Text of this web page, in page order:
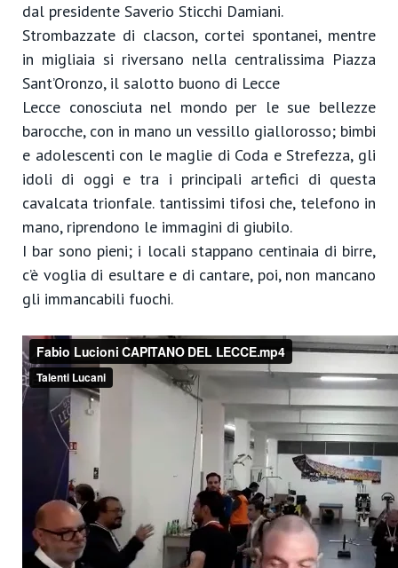
dal presidente Saverio Sticchi Damiani.
Strombazzate di clacson, cortei spontanei, mentre
in migliaia si riversano nella centralissima Piazza
Sant’Oronzo, il salotto buono di Lecce
Lecce conosciuta nel mondo per le sue bellezze
barocche, con in mano un vessillo giallorosso; bimbi
e adolescenti con le maglie di Coda e Strefezza, gli
idoli di oggi e tra i principali artefici di questa
cavalcata trionfale. tantissimi tifosi che, telefono in
mano, riprendono le immagini di giubilo.
I bar sono pieni; i locali stappano centinaia di birre,
c’è voglia di esultare e di cantare, poi, non mancano
gli immancabili fuochi.